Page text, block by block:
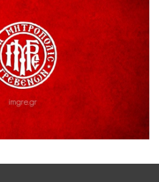
ΣΤΟΝ ΠΡΩΤΕΑ
Συλλόγου Ταξιάρχη προς κ.
του Α΄ κλάδου ύδρευσης